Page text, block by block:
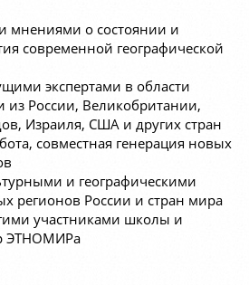
мнениями о состоянии и
современной географической
экспертами в области
из России, Великобритании,
Израиля, США и других стран
совместная генерация новых
и географическими
регионов России и стран мира
участниками школы и
ЭТНОМИРа